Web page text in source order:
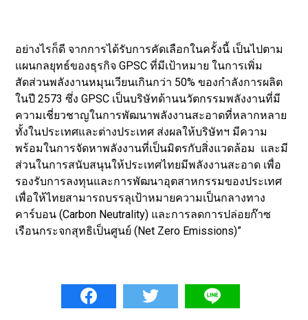
คาร์บอน (Carbon Neutrality) และการลดการปล่อยก๊าซ
เรือนกระจกสุทธิเป็นศูนย์ (Net Zero Emissions)”